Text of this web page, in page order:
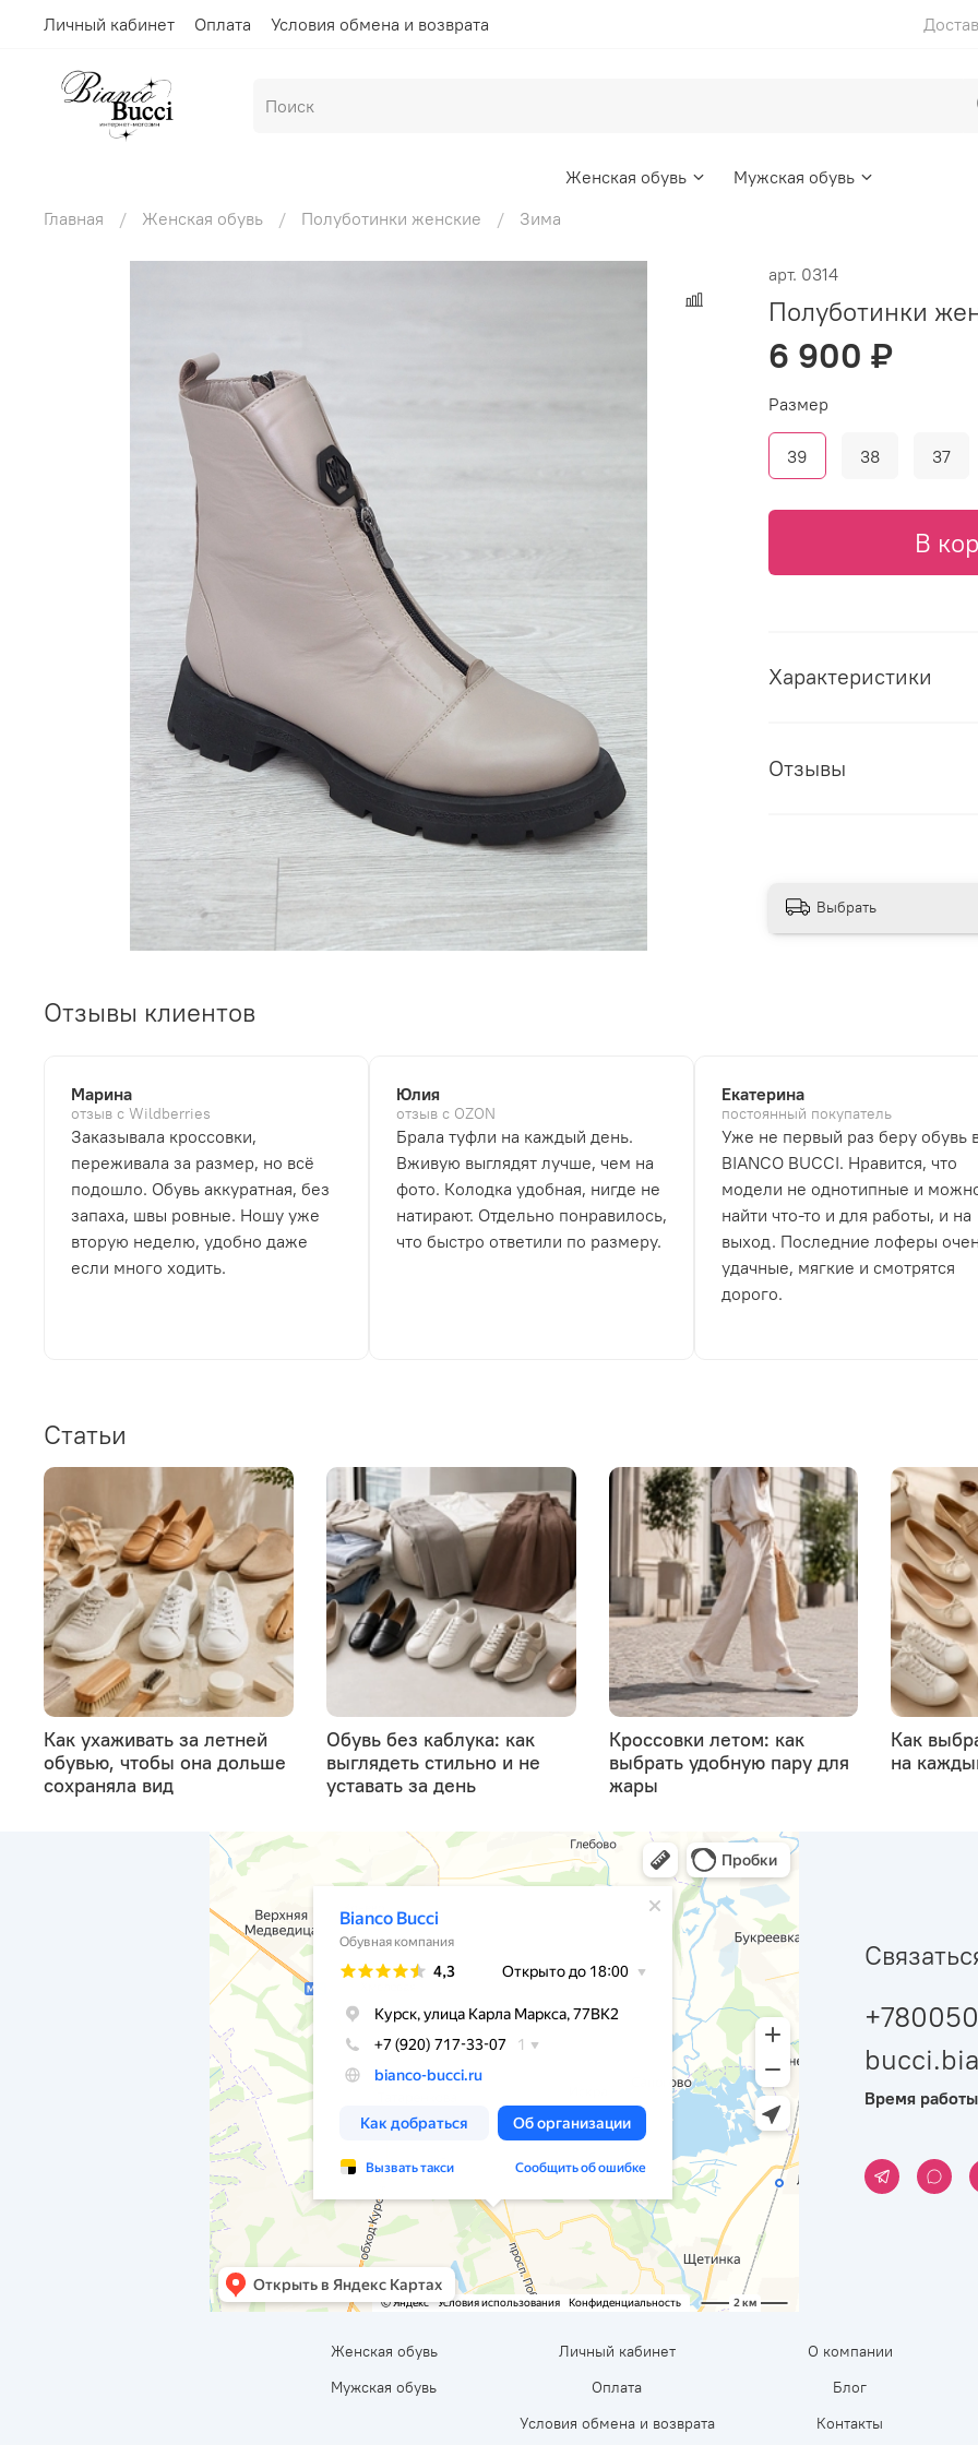
Личный кабинет Оплата Условия обмена и возврата
Женская обувь
Мужская обувь
Главная
Женская обувь Полуботинки женские Зима
арт. 0314
Полуботинки
6 900 ₽
В
Размер
39 38 37
Характеристики
Отзывы
Выбрать
Отзывы клиентов
Марина
отзыв с Wildberries
Заказывала кроссовки,
переживала за размер, но всё
подошло. Обувь аккуратная, без
запаха, швы ровные. Ношу уже
вторую неделю, удобно даже
если много ходить.
Юлия
отзыв с OZON
Брала туфли на каждый день.
Вживую выглядят лучше, чем на
фото. Колодка удобная, нигде не
натирают. Отдельно понравилось,
что быстро ответили по размеру.
Екатерина
постоянный покупатель
Уже не первый раз беру обувь
BIANCO BUCCI. Нравится, что
модели не однотипные и
найти что-то и для работы, и на
выход. Последние лоферы
удачные, мягкие и смотрятся
дорого.
Статьи
Как ухаживать за летней
обувью, чтобы она дольше
сохраняла вид
Обувь без каблука: как
выглядеть стильно и не
уставать за день
Кроссовки летом: как
выбрать удобную пару для
жары
Как
на
Время
Женская обувь
Мужская обувь
Личный кабинет
Оплата
Условия обмена и возврата
О компании
Блог
Контакты